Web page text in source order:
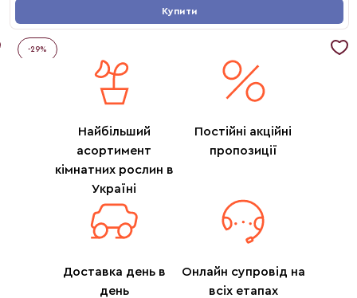
Купити
-29%
Найбільший
асортимент
кімнатних рослин в
Україні
Постійні акційні
пропозиції
Доставка день в
день
Онлайн супровід на
всіх етапах